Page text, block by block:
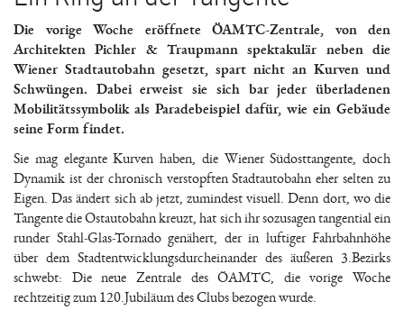
Die vorige Woche eröffnete ÖAMTC-Zentrale, von den
Architekten Pichler & Traupmann spektakulär neben die
Wiener Stadtautobahn gesetzt, spart nicht an Kurven und
Schwüngen. Dabei erweist sie sich bar jeder überladenen
Mobilitätssymbolik als Paradebeispiel dafür, wie ein Gebäude
seine Form findet.
Sie mag elegante Kurven haben, die Wiener Südosttangente, doch
Dynamik ist der chronisch verstopften Stadtautobahn eher selten zu
Eigen. Das ändert sich ab jetzt, zumindest visuell. Denn dort, wo die
Tangente die Ostautobahn kreuzt, hat sich ihr sozusagen tangential ein
runder Stahl-Glas-Tornado genähert, der in luftiger Fahrbahnhöhe
über dem Stadtentwicklungsdurcheinander des äußeren 3.Bezirks
schwebt: Die neue Zentrale des ÖAMTC, die vorige Woche
rechtzeitig zum 120.Jubiläum des Clubs bezogen wurde.